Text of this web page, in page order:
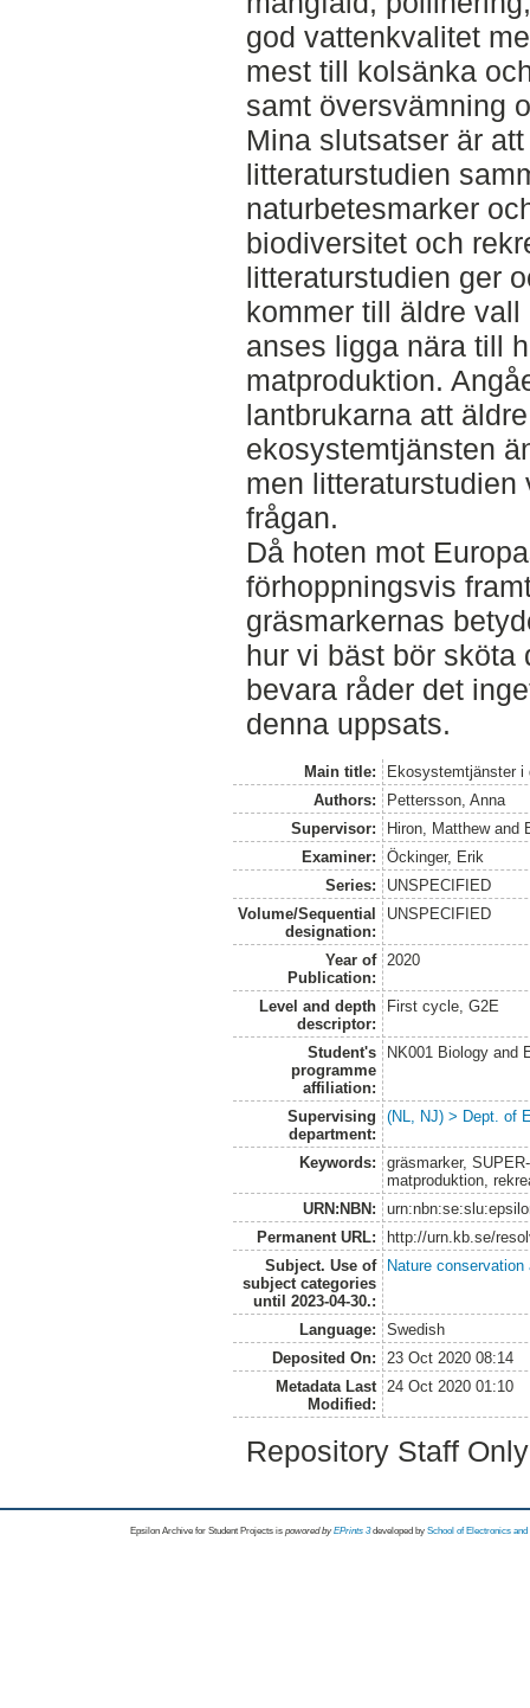
god vattenkvalitet
mest till kolsänka
samt översvämning
Mina slutsatser är
litteraturstudien
naturbetesmarker
biodiversitet och
litteraturstudien ger
kommer till äldre
anses ligga nära till
matproduktion.
lantbrukarna att
ekosystemtjänsten
men
frågan.
Då hoten mot
förhoppningsvis
gräsmarkernas
hur vi bäst bör sköta
bevara råder det
denna uppsats.
Main title:
Ekosystemtjänster i
Authors:
Pettersson, Anna
Supervisor:
Hiron, Matthewand
Examiner:
Öckinger, Erik
Series:
UNSPECIFIED
Volume/Sequential
designation:
UNSPECIFIED
Year of
Publication:
2020
Level and depth
descriptor:
First cycle, G2E
Student's
programme
affiliation:
NK001 Biology and
Supervising
department:
(NL, NJ) > Dept. of
Keywords:
gräsmarker,
matproduktion,
URN:NBN:
Permanent URL:
http://urn.kb.se/
Subject. Use of
subject categories
until 2023-04-30.:
Nature
Language:
Swedish
Deposited On:
23 Oct 2020 08:14
Metadata Last
Modified:
24 Oct 2020 01:10
Repository Staff
Epsilon Archive for Student Projects is powored byEPrints 3 developed by School of Electronics